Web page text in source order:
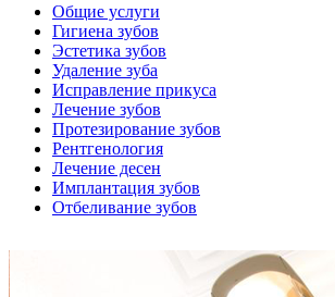
Общие услуги
Гигиена зубов
Эстетика зубов
Удаление зуба
Исправление прикуса
Лечение зубов
Протезирование зубов
Рентгенология
Лечение десен
Имплантация зубов
Отбеливание зубов